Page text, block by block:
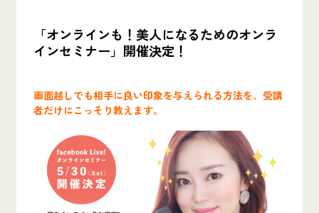
「オンラインも！美人になるためのオンラ
インセミナー」開催決定！
画面越しでも相手に良い印象を与えられる方法を、受講
者だけにこっそり教えます。